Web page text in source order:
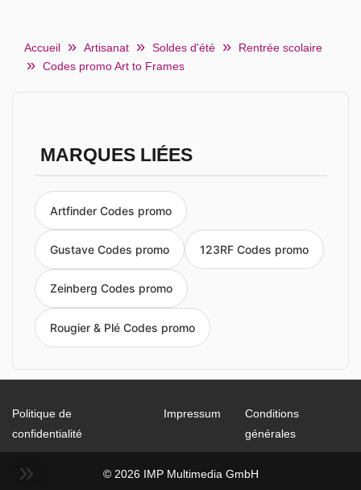
Accueil Artisanat Soldes d'été
Rentrée scolaire
Codes promo Art to Frames
MARQUES LIÉES
Artfinder Codes promo
Gustave Codes promo 123RF Codes promo
Zeinberg Codes promo
Rougier & Plé Codes promo
Politique de
confidentialité
Impressum
Conditions
générales
© 2026 IMP Multimedia GmbH